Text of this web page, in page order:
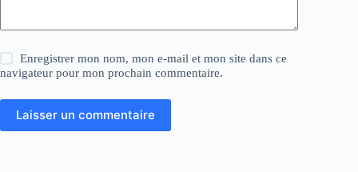
Enregistrer mon nom, mon e-mail et mon site dans ce
navigateur pour mon prochain commentaire.
Laisser un commentaire